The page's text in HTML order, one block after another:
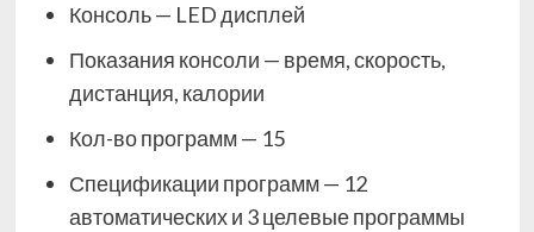
Консоль — LED дисплей
Показания консоли — время, скорость,
дистанция, калории
Кол-во программ — 15
Спецификации программ — 12
автоматических и 3 целевые программы